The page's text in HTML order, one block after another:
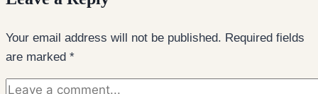
Your email address will not be published. Required fields
are marked *